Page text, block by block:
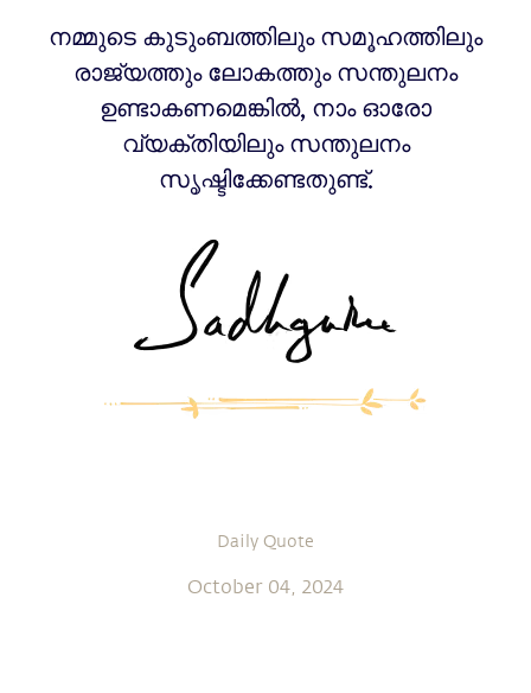
നമ്മുടെ കുടുംബത്തിലും സമൂഹത്തിലും
രാജ്യത്തും ലോകത്തും സന്തുലനം
ഉണ്ടാകണമെങ്കിൽ, നാം ഓരോ
വ്യക്തിയിലും സന്തുലനം
സൃഷ്ടിക്കേണ്ടതുണ്ട്.
Daily Quote
October 04, 2024